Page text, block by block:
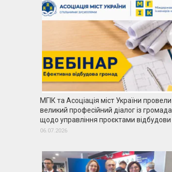
МГІК та Асоціація міст України провели
великий професійний діалог із
щодо управління проєктами відбудови
06.07.2026